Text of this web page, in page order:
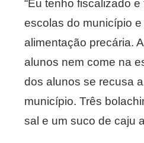
“Eu tenho fiscalizado
escolas do município
alimentação precária.
alunos nem come na
dos alunos se recusa
município. Três
sal e um suco de caju